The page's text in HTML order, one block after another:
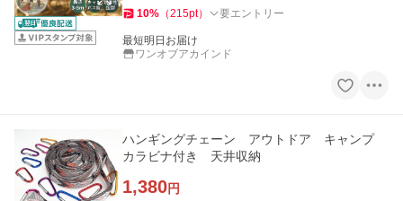
10% （215pt） 要エントリー
最短明日お届け
ワンオブアカインド
ハンギングチェーン アウトドア キャンプ
カラビナ付き 天井収納
1,380円